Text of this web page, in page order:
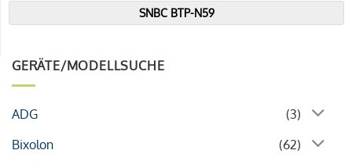
GERÄTE/MODELLSUCHE
ADG
(3)
Bixolon
(62)
SNBC BTP-N59